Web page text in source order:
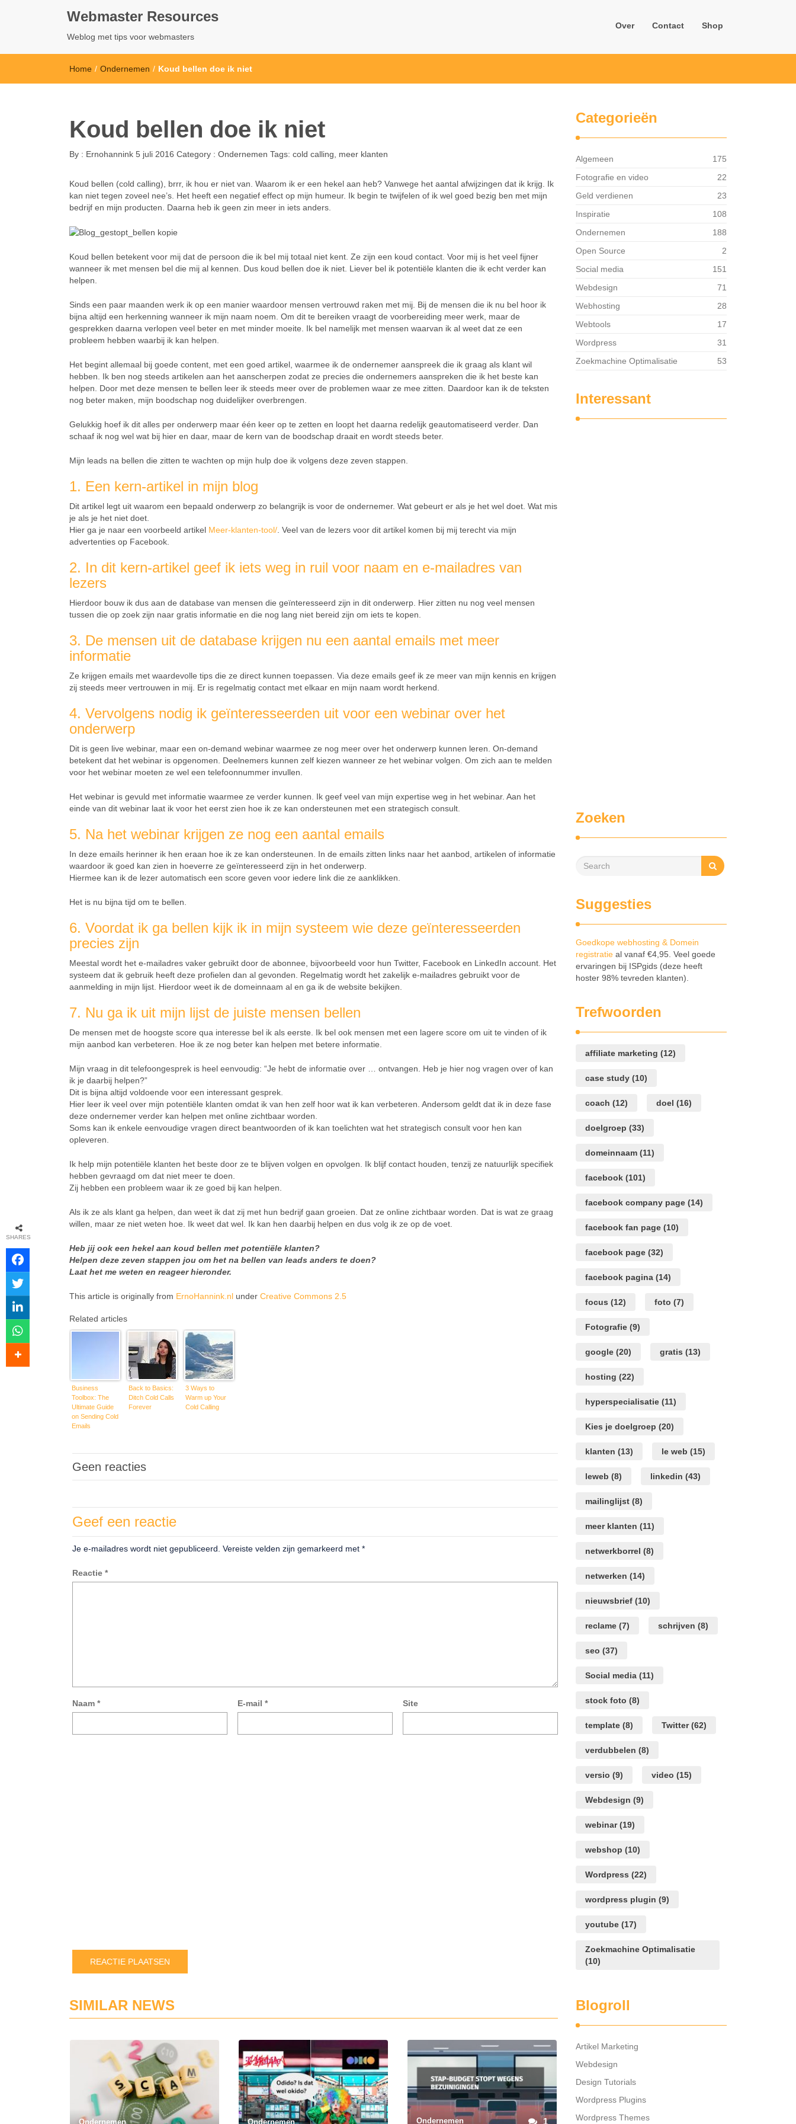
Webmaster Resources
Weblog met tips voor webmasters
Over Contact Shop
Home / Ondernemen / Koud bellen doe ik niet
Koud bellen doe ik niet
By : Ernohannink 5 juli 2016 Category : Ondernemen Tags: cold calling meer klanten
Koud bellen (cold calling), brrr, ik hou er niet van. Waarom ik er een hekel aan heb? Vanwege het aantal afwijzingen dat ik krijg. Ik
kan niet tegen zoveel nee’s. Het heeft een negatief effect op mijn humeur. Ik begin te twijfelen of ik wel goed bezig ben met mijn
bedrijf en mijn producten. Daarna heb ik geen zin meer in iets anders.
Koud bellen betekent voor mij dat de persoon die ik bel mij totaal niet kent. Ze zijn een koud contact. Voor mij is het veel fijner
wanneer ik met mensen bel die mij al kennen. Dus koud bellen doe ik niet. Liever bel ik potentiële klanten die ik echt verder kan
helpen.
Sinds een paar maanden werk ik op een manier waardoor mensen vertrouwd raken met mij. Bij de mensen die ik nu bel hoor ik
bijna altijd een herkenning wanneer ik mijn naam noem. Om dit te bereiken vraagt de voorbereiding meer werk, maar de
gesprekken daarna verlopen veel beter en met minder moeite. Ik bel namelijk met mensen waarvan ik al weet dat ze een
probleem hebben waarbij ik kan helpen.
Het begint allemaal bij goede content, met een goed artikel, waarmee ik de ondernemer aanspreek die ik graag als klant wil
hebben. Ik ben nog steeds artikelen aan het aanscherpen zodat ze precies die ondernemers aanspreken die ik het beste kan
helpen. Door met deze mensen te bellen leer ik steeds meer over de problemen waar ze mee zitten. Daardoor kan ik de teksten
nog beter maken, mijn boodschap nog duidelijker overbrengen.
Gelukkig hoef ik dit alles per onderwerp maar één keer op te zetten en loopt het daarna redelijk geautomatiseerd verder. Dan
schaaf ik nog wel wat bij hier en daar, maar de kern van de boodschap draait en wordt steeds beter.
Mijn leads na bellen die zitten te wachten op mijn hulp doe ik volgens deze zeven stappen.
1. Een kern-artikel in mijn blog
Dit artikel legt uit waarom een bepaald onderwerp zo belangrijk is voor de ondernemer. Wat gebeurt er als je het wel doet. Wat mis
je als je het niet doet.
Hier ga je naar een voorbeeld artikel Meer-klanten-tool/. Veel van de lezers voor dit artikel komen bij mij terecht via mijn
advertenties op Facebook.
2. In dit kern-artikel geef ik iets weg in ruil voor naam en e-mailadres van
lezers
Hierdoor bouw ik dus aan de database van mensen die geïnteresseerd zijn in dit onderwerp. Hier zitten nu nog veel mensen
tussen die op zoek zijn naar gratis informatie en die nog lang niet bereid zijn om iets te kopen.
3. De mensen uit de database krijgen nu een aantal emails met meer
informatie
Ze krijgen emails met waardevolle tips die ze direct kunnen toepassen. Via deze emails geef ik ze meer van mijn kennis en krijgen
zij steeds meer vertrouwen in mij. Er is regelmatig contact met elkaar en mijn naam wordt herkend.
4. Vervolgens nodig ik geïnteresseerden uit voor een webinar over het
onderwerp
Dit is geen live webinar, maar een on-demand webinar waarmee ze nog meer over het onderwerp kunnen leren. On-demand
betekent dat het webinar is opgenomen. Deelnemers kunnen zelf kiezen wanneer ze het webinar volgen. Om zich aan te melden
voor het webinar moeten ze wel een telefoonnummer invullen.
Het webinar is gevuld met informatie waarmee ze verder kunnen. Ik geef veel van mijn expertise weg in het webinar. Aan het
einde van dit webinar laat ik voor het eerst zien hoe ik ze kan ondersteunen met een strategisch consult.
5. Na het webinar krijgen ze nog een aantal emails
In deze emails herinner ik hen eraan hoe ik ze kan ondersteunen. In de emails zitten links naar het aanbod, artikelen of informatie
waardoor ik goed kan zien in hoeverre ze geïnteresseerd zijn in het onderwerp.
Hiermee kan ik de lezer automatisch een score geven voor iedere link die ze aanklikken.
Het is nu bijna tijd om te bellen.
6. Voordat ik ga bellen kijk ik in mijn systeem wie deze geïnteresseerden
precies zijn
Meestal wordt het e-mailadres vaker gebruikt door de abonnee, bijvoorbeeld voor hun Twitter, Facebook en LinkedIn account. Het
systeem dat ik gebruik heeft deze profielen dan al gevonden. Regelmatig wordt het zakelijk e-mailadres gebruikt voor de
aanmelding in mijn lijst. Hierdoor weet ik de domeinnaam al en ga ik de website bekijken.
7. Nu ga ik uit mijn lijst de juiste mensen bellen
De mensen met de hoogste score qua interesse bel ik als eerste. Ik bel ook mensen met een lagere score om uit te vinden of ik
mijn aanbod kan verbeteren. Hoe ik ze nog beter kan helpen met betere informatie.
Mijn vraag in dit telefoongesprek is heel eenvoudig: “Je hebt de informatie over … ontvangen. Heb je hier nog vragen over of kan
ik je daarbij helpen?”
Dit is bijna altijd voldoende voor een interessant gesprek.
Hier leer ik veel over mijn potentiële klanten omdat ik van hen zelf hoor wat ik kan verbeteren. Andersom geldt dat ik in deze fase
deze ondernemer verder kan helpen met online zichtbaar worden.
Soms kan ik enkele eenvoudige vragen direct beantwoorden of ik kan toelichten wat het strategisch consult voor hen kan
opleveren.
Ik help mijn potentiële klanten het beste door ze te blijven volgen en opvolgen. Ik blijf contact houden, tenzij ze natuurlijk specifiek
hebben gevraagd om dat niet meer te doen.
Zij hebben een probleem waar ik ze goed bij kan helpen.
Als ik ze als klant ga helpen, dan weet ik dat zij met hun bedrijf gaan groeien. Dat ze online zichtbaar worden. Dat is wat ze graag
willen, maar ze niet weten hoe. Ik weet dat wel. Ik kan hen daarbij helpen en dus volg ik ze op de voet.
Heb jij ook een hekel aan koud bellen met potentiële klanten?
Helpen deze zeven stappen jou om het na bellen van leads anders te doen?
Laat het me weten en reageer hieronder.
This article is originally from ErnoHannink.nl under Creative Commons 2.5
Related articles
Business
Toolbox: The
Ultimate Guide
on Sending Cold
Emails
Back to Basics:
Ditch Cold Calls
Forever
3 Ways to
Warm up Your
Cold Calling
Geen reacties
Geef een reactie
Je e-mailadres wordt niet gepubliceerd. Vereiste velden zijn gemarkeerd met *
Reactie *
Naam * E-mail *
Site
Mijn
browser
SIMILAR NEWS
Ondernemen Ondernemen Ondernemen 1
Categorieën
Algemeen
175
Fotografie en video
22
Geld verdienen
23
Inspiratie
108
Ondernemen
188
Open Source
2
Social media
151
Webdesign
71
Webhosting
28
Webtools
17
Wordpress
31
Zoekmachine Optimalisatie
53
Interessant
Zoeken
Suggesties
Goedkope webhosting & Domein
registratie al vanaf €4,95. Veel goede
ervaringen bij ISPgids (deze heeft
hoster 98% tevreden klanten).
Trefwoorden
affiliate marketing (12)
case study (10)
coach (12) doel (16)
doelgroep (33)
domeinnaam (11)
facebook (101)
facebook company page (14)
facebook fan page (10)
facebook page (32)
facebook pagina (14)
focus (12) foto (7)
Fotografie (9)
google (20) gratis (13)
hosting (22)
hyperspecialisatie (11)
Kies je doelgroep (20)
klanten (13) le web (15)
leweb (8) linkedin (43)
mailinglijst (8)
meer klanten (11)
netwerkborrel (8)
netwerken (14)
nieuwsbrief (10)
reclame (7) schrijven (8)
seo (37)
Social media (11)
stock foto (8)
template (8) Twitter(62)
verdubbelen (8)
versio (9) video (15)
Webdesign (9)
webinar(19)
webshop (10)
Wordpress (22)
wordpress plugin (9)
youtube (17)
Zoekmachine Optimalisatie
(10)
Blogroll
Artikel Marketing
Webdesign
Design Tutorials
Wordpress Plugins
Wordpress Themes
SHARES